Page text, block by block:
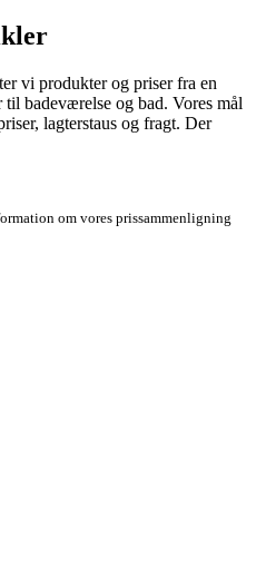
vi produkter og priser fra en
badeværelse og bad. Vores mål
lagterstaus og fragt. Der
om vores prissammenligning